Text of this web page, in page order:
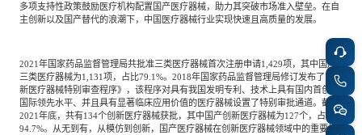
多项支持性政策鼓励医疗机构配置国产医疗器械，助力其突破市场准入壁垒。在自
主创新以及国产替代的浪潮下，中国医疗器械行业实现快速且高质量的发展。
2021年国家药品监督管理局共批准三类医疗器械首次注册申请1,429项，其中国产
三类医疗器械为1,131项，占比79.1%。2018年国家药品监督管理局修订发布了《创
新医疗器械特别审查程序》，该程序对具有我国发明专利、技术上具有国内首创、
国际领先水平、并且具有显著临床应用价值的医疗器械设置了特别审批通道。截至
2021年底，共有134个创新医疗器械获批，其中国产创新医疗器械为127个，占比
94.7%。从无到有，从模仿到创新，国产医疗器械在创新医疗器械领域中的重要性